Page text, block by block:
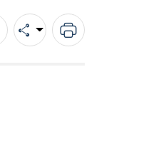
上一頁分享 列印